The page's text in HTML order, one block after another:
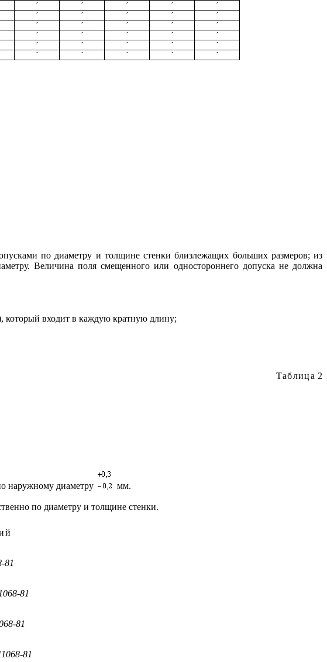
´ ´ ´ ´
´
´ ´ ´ ´
´
´ ´ ´ ´
´
´ ´ ´ ´
´
´ ´ ´ ´
´
´ ´ ´ ´ ´
по диаметру и толщине стенки близлежащих больших размеров; из
Величина поля смещенного или одностороннего допуска не должна
который входит в каждую кратную длину;
Таблица 2
наружному диаметру
мм.
по диаметру и толщине стенки.
81
81
81
81